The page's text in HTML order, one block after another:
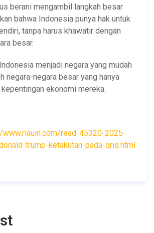
berani mengambil langkah besar
bahwa Indonesia punya hak untuk
tanpa harus khawatir dengan
besar.
menjadi negara yang mudah
negara-negara besar yang hanya
ekonomi mereka.
read-45320-2025-
trump-ketakutan-pada-qris.html